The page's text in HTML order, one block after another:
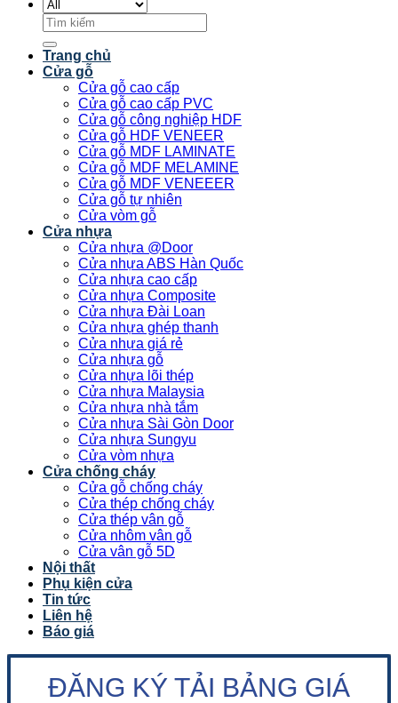
Tìm
kiếm:
Trang chủ
Cửa gỗ
Cửa gỗ cao cấp
Cửa gỗ cao cấp PVC
Cửa gỗ công nghiệp HDF
Cửa gỗ HDF VENEER
Cửa gỗ MDF LAMINATE
Cửa gỗ MDF MELAMINE
Cửa gỗ MDF VENEEER
Cửa gỗ tự nhiên
Cửa vòm gỗ
Cửa nhựa
Cửa nhựa @Door
Cửa nhựa ABS Hàn Quốc
Cửa nhựa cao cấp
Cửa nhựa Composite
Cửa nhựa Đài Loan
Cửa nhựa ghép thanh
Cửa nhựa giá rẻ
Cửa nhựa gỗ
Cửa nhựa lõi thép
Cửa nhựa Malaysia
Cửa nhựa nhà tắm
Cửa nhựa Sài Gòn Door
Cửa nhựa Sungyu
Cửa vòm nhựa
Cửa chống cháy
Cửa gỗ chống cháy
Cửa thép chống cháy
Cửa thép vân gỗ
Cửa nhôm vân gỗ
Cửa vân gỗ 5D
Nội thất
Phụ kiện cửa
Tin tức
Liên hệ
Báo giá
ĐĂNG KÝ TẢI BẢNG GIÁ